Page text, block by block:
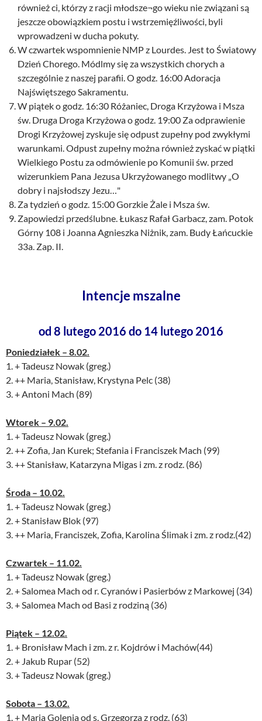
również ci, którzy z racji młodsze¬go wieku nie związani są
jeszcze obowiązkiem postu i wstrzemięźliwości, byli
wprowadzeni w ducha pokuty.
W czwartek wspomnienie NMP z Lourdes. Jest to Światowy
Dzień Chorego. Módlmy się za wszystkich chorych a
szczególnie z naszej parafii. O godz. 16:00 Adoracja
Najświętszego Sakramentu.
W piątek o godz. 16:30 Różaniec, Droga Krzyżowa i Msza
św. Druga Droga Krzyżowa o godz. 19:00 Za odprawienie
Drogi Krzyżowej zyskuje się odpust zupełny pod zwykłymi
warunkami. Odpust zupełny można również zyskać w piątki
Wielkiego Postu za odmówienie po Komunii św. przed
wizerunkiem Pana Jezusa Ukrzyżowanego modlitwy „O
dobry i najsłodszy Jezu…"
Za tydzień o godz. 15:00 Gorzkie Żale i Msza św.
Zapowiedzi przedślubne. Łukasz Rafał Garbacz, zam. Potok
Górny 108 i Joanna Agnieszka Niżnik, zam. Budy Łańcuckie
33a. Zap. II.
Intencje mszalne
od 8 lutego 2016 do 14 lutego 2016
Poniedziałek – 8.02.
1. + Tadeusz Nowak (greg.)
2. ++ Maria, Stanisław, Krystyna Pelc (38)
3. + Antoni Mach (89)
Wtorek – 9.02.
1. + Tadeusz Nowak (greg.)
2. ++ Zofia, Jan Kurek; Stefania i Franciszek Mach (99)
3. ++ Stanisław, Katarzyna Migas i zm. z rodz. (86)
Środa – 10.02.
1. + Tadeusz Nowak (greg.)
2. + Stanisław Blok (97)
3. ++ Maria, Franciszek, Zofia, Karolina Ślimak i zm. z rodz.(42)
Czwartek – 11.02.
1. + Tadeusz Nowak (greg.)
2. + Salomea Mach od r. Cyranów i Pasierbów z Markowej (34)
3. + Salomea Mach od Basi z rodziną (36)
Piątek – 12.02.
1. + Bronisław Mach i zm. z r. Kojdrów i Machów(44)
2. + Jakub Rupar (52)
3. + Tadeusz Nowak (greg.)
Sobota – 13.02.
1. + Maria Golenia od s. Grzegorza z rodz. (63)